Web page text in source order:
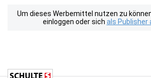
Um dieses Werbemittel nutzen zu
einloggen oder sich als Publisher